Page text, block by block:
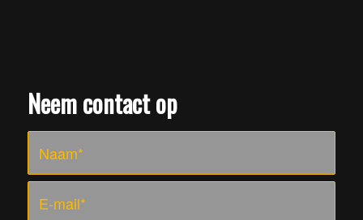
Neem contact op